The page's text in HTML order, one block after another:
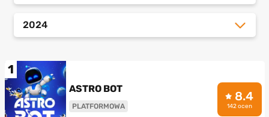
2024
1
ASTRO BOT
PLATFORMOWA
8.4
142 ocen